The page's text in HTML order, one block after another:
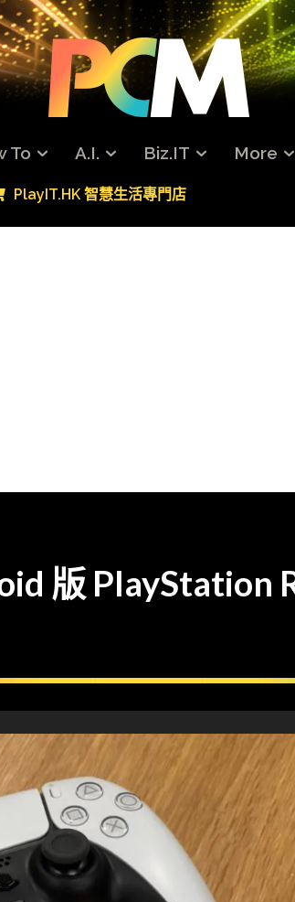
To A.I. Biz.IT More
PlayIT.HK 智慧生活專門店
版 PlayStation